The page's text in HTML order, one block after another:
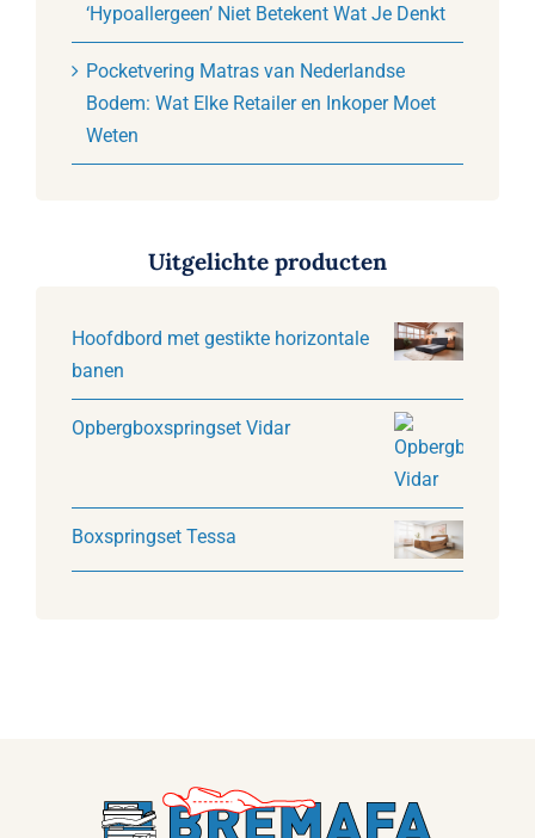
‘Hypoallergeen’ Niet Betekent Wat Je Denkt
Pocketvering Matras van Nederlandse
Bodem: Wat Elke Retailer en Inkoper Moet
Weten
Uitgelichte producten
Hoofdbord met gestikte horizontale
banen
Opbergboxspringset Vidar
Boxspringset Tessa